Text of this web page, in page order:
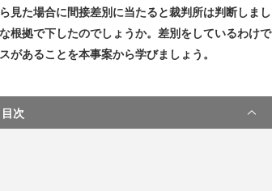
見た場合に間接差別に当たると裁判所は判断しまし
根拠で下したのでしょうか。差別をしているわけで
あることを本事案から学びましょう。
目次